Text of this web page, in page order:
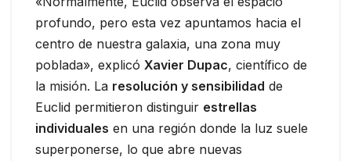
profundo, pero esta vez apuntamos hacia el
centro de nuestra galaxia, una zona muy
poblada», explicó Xavier Dupac, científico de
la misión. La resolución y sensibilidad de
Euclid permitieron distinguir estrellas
individuales en una región donde la luz suele
superponerse, lo que abre nuevas